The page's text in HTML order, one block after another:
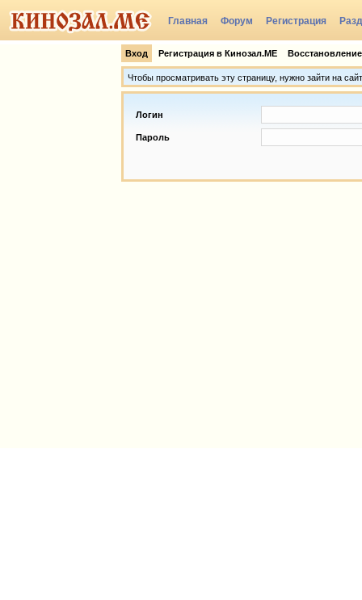
Главная Форум Регистрация
Вход Регистрация в Кинозал.МЕ
Чтобы просматривать эту страницу, нужно зайти на сайт
Логин
Пароль